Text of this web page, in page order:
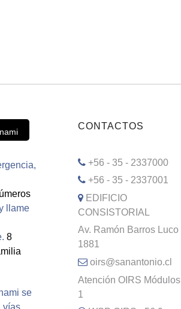
llame
8
se
vías
CONTACTOS
+56 - 35 - 2337000
+56 - 35 - 2337001
EDIFICIO
CONSISTORIAL
Av. Ramón Barros Luco
1881
oirs@sanantonio.cl
Atención OIRS Módulos
1